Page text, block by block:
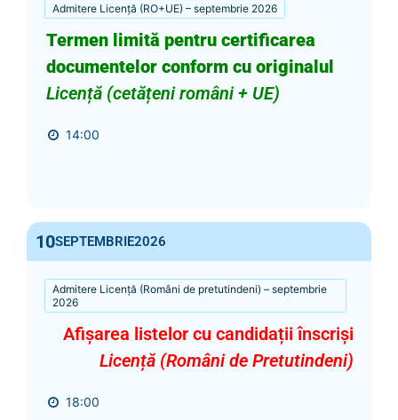
Admitere Licență (RO+UE) – septembrie 2026
Termen limită pentru certificarea
documentelor conform cu originalul
Licență (cetățeni români + UE)
14:00
10SEPTEMBRIE2026
Admitere Licență (Români de pretutindeni) – septembrie
2026
Afișarea listelor cu candidații înscriși
Licență (Români de Pretutindeni)
18:00